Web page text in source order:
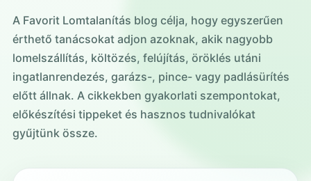
A Favorit Lomtalanítás blog célja, hogy egyszerűen
érthető tanácsokat adjon azoknak, akik nagyobb
lomelszállítás, költözés, felújítás, öröklés utáni
ingatlanrendezés, garázs-, pince- vagy padlásürítés
előtt állnak. A cikkekben gyakorlati szempontokat,
előkészítési tippeket és hasznos tudnivalókat
gyűjtünk össze.